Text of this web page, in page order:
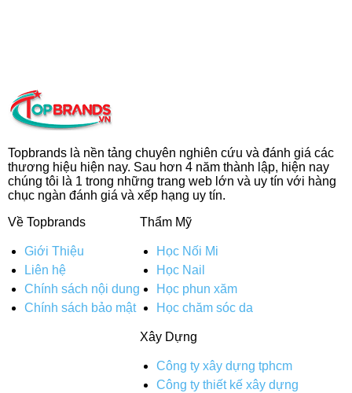
Topbrands là nền tảng chuyên nghiên cứu và đánh giá các
thương hiệu hiện nay. Sau hơn 4 năm thành lập, hiện nay
chúng tôi là 1 trong những trang web lớn và uy tín với hàng
chục ngàn đánh giá và xếp hạng uy tín.
Về Topbrands
Giới Thiệu
Liên hệ
Chính sách nội dung
Chính sách bảo mật
Thẩm Mỹ
Học Nối Mi
Học Nail
Học phun xăm
Học chăm sóc da
Xây Dựng
Công ty xây dựng tphcm
Công ty thiết kế xây dựng